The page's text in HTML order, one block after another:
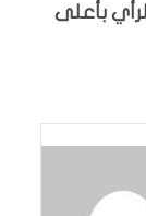
بأعلى